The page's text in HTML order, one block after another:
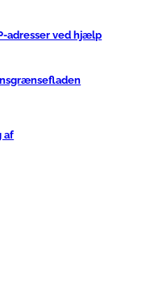
adresser ved hjælp
af